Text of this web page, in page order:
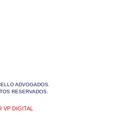
ADVOGADOS.
RESERVADOS.
VP DIGITAL